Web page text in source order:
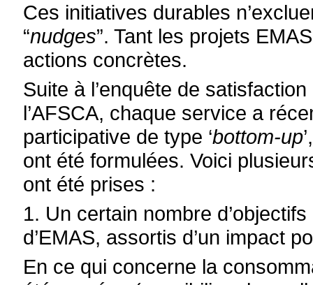
Ces initiatives durables
“nudges”. Tant les projets
actions concrètes.
Suite à l’enquête de
l’AFSCA, chaque service a
participative de type ‘bottom-up
ont été formulées. Voici
ont été prises :
1. Un certain nombre
d’EMAS, assortis d’un impact
En ce qui concerne la